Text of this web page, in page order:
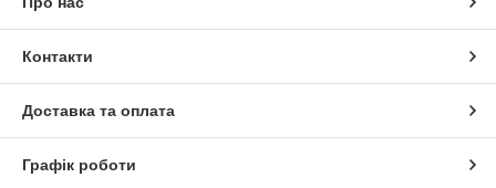
Контакти
Доставка та оплата
Графік роботи